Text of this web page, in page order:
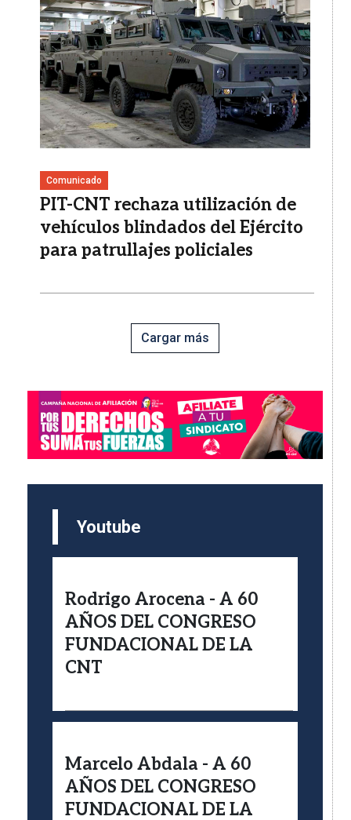
Comunicado
PIT-CNT rechaza utilización de
vehículos blindados del Ejército
para patrullajes policiales
Cargar más
Imagen
Youtube
Rodrigo Arocena - A 60
AÑOS DEL CONGRESO
FUNDACIONAL DE LA
CNT
Marcelo Abdala - A 60
AÑOS DEL CONGRESO
FUNDACIONAL DE LA